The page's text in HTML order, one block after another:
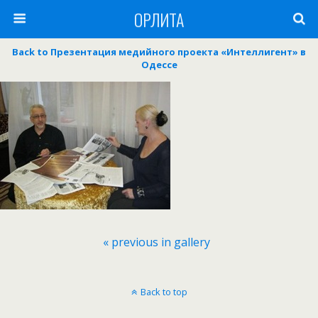
ОРЛИТА
Back to Презентация медийного проекта «Интеллигент» в
Одессе
« previous in gallery
Back to top